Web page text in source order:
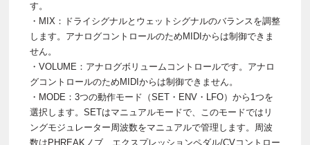
す。
・MIX：ドライシグナルとウェットシグナルのバランスを調整
します。アナログコントロールのためMIDIからは制御できま
せん。
・VOLUME：アナログボリュームコントロールです。アナロ
グコントロールのためMIDIからは制御できません。
・MODE：3つの動作モード（SET・ENV・LFO）から1つを
選択します。SETはマニュアルモードで、このモードではリ
ングモジュレーター周波数をマニュアルで管理します。周波
数はPHREAKノブ、エクスプレッションペダル/CVコントロー